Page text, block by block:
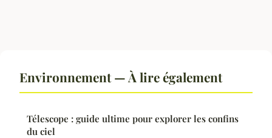
Environnement — À lire également
Télescope : guide ultime pour explorer les confins
du ciel